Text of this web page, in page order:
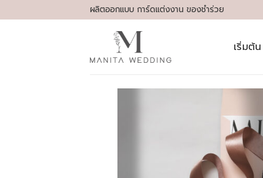
to
ผลิตออกแบบ การ์ดแต่งงาน ของชำร่วย
เริ่มต้น